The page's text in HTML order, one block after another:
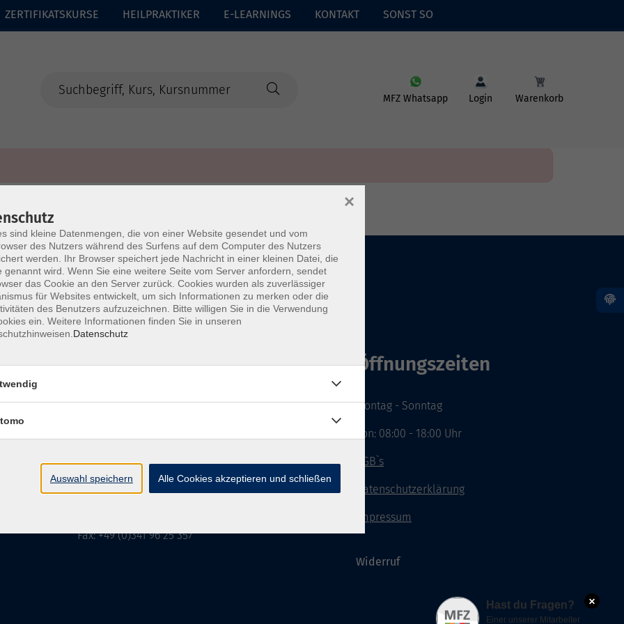
×
Hast du Fragen?
Einer unserer Mitarbeiter
ZERTIFIKATSKURSE HEILPRAKTIKER E-LEARNINGS KONTAKT SONST SO
MFZ Whatsapp Login Warenkorb
MFZ LEIPZIG
04109 Leipzig
info@mfz-leipzig.de
Fax: +49 (0)341 96 25 357
Öffnungszeiten
Montag - Sonntag
von: 08:00 - 18:00 Uhr
AGB`s
Datenschutzerklärung
Impressum
Widerruf
sind kleine Datenmengen, die von einer Website gesendet und vom
des Nutzers während des Surfens auf dem Computer des Nutzers
werden. Ihr Browser speichert jede Nachricht in einer kleinen Datei, die
genannt wird. Wenn Sie eine weitere Seite vom Server anfordern, sendet
das Cookie an den Server zurück. Cookies wurden als zuverlässiger
für Websites entwickelt, um sich Informationen zu merken oder die
des Benutzers aufzuzeichnen. Bitte willigen Sie in die Verwendung
ein. Weitere Informationen finden Sie in unseren
Datenschutz
×
Auswahl speichern Alle Cookies akzeptieren und schließen